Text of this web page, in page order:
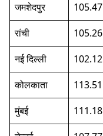
जमशेदपुर
105.47
रांची
105.26
नई दिल्ली
102.12
कोलकाता
113.51
मुंबई
111.18